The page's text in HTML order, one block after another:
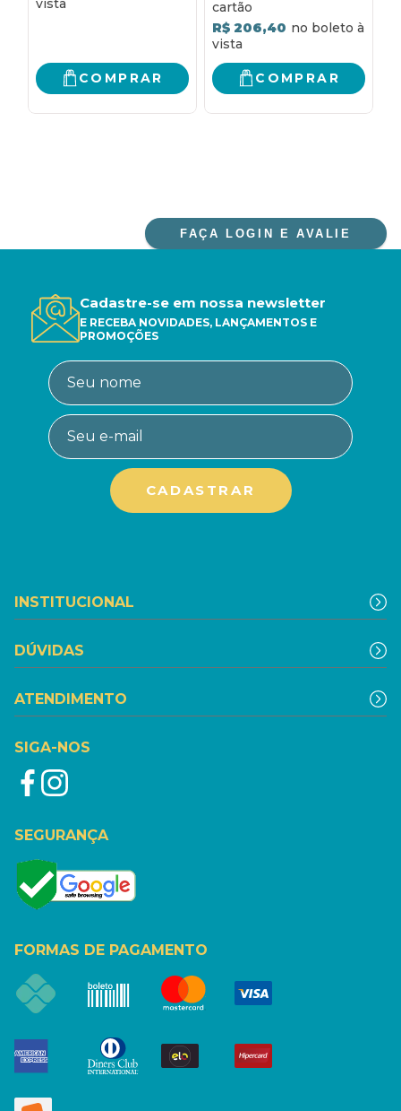
COMPRAR
R$ 206,40
COMPRAR
FAÇA LOGIN E AVALIE
Cadastre-se em nossa newsletter
E RECEBA NOVIDADES, LANÇAMENTOS E
PROMOÇÕES
INSTITUCIONAL
DÚVIDAS
ATENDIMENTO
SIGA-NOS
SEGURANÇA
FORMAS DE PAGAMENTO